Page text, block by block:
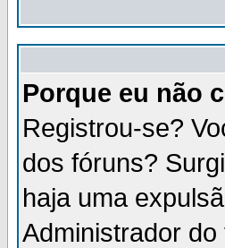
Porque eu não
Registrou-se?
dos fóruns?
haja uma
Administrador